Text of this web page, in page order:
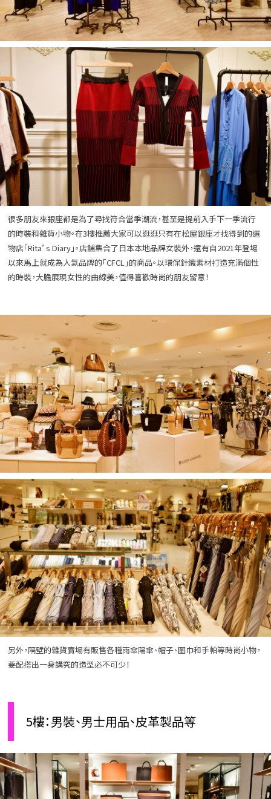
很多朋友來銀座都是為了尋找符合當季潮流，甚至是提前入手下一季流行
的時裝和雜貨小物。在3樓推薦大家可以逛逛只有在松屋銀座才找得到的選
物店「Rita’s Diary」。店舖集合了日本本地品牌女裝外，還有自2021年登場
以來馬上就成為人氣品牌的「CFCL」的商品。以環保針織素材打造充滿個性
的時裝，大膽展現女性的曲線美，值得喜歡時尚的朋友留意！
另外，隔壁的雜貨賣場有販售各種雨傘陽傘、帽子、圍巾和手帕等時尚小物，
要配搭出一身講究的造型必不可少！
5樓：男裝、男士用品、皮革製品等